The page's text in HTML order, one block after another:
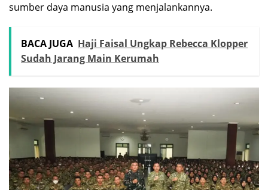
sumber daya manusia yang menjalankannya.
BACA JUGA Haji Faisal Ungkap Rebecca Klopper
Sudah Jarang Main Kerumah